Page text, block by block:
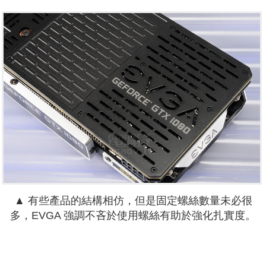
▲ 有些產品的結構相仿，但是 固定螺絲數量未必很
多，EVGA 強調不吝於使用螺絲有助於強化扎實度。